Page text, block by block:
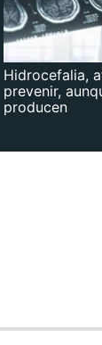
Hidrocefalia,
prevenir,
producen